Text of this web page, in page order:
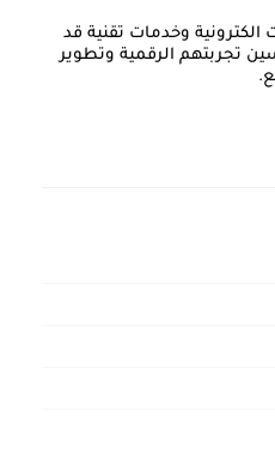
الكترونية وخدمات تقنية قد
تجربتهم الرقمية وتطوير